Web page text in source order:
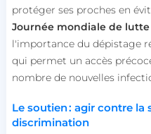
protéger ses proches en
Journée mondiale de
l'importance du dépistage
qui permet un accès
nombre de nouvelles
Le soutien : agir contre
discrimination